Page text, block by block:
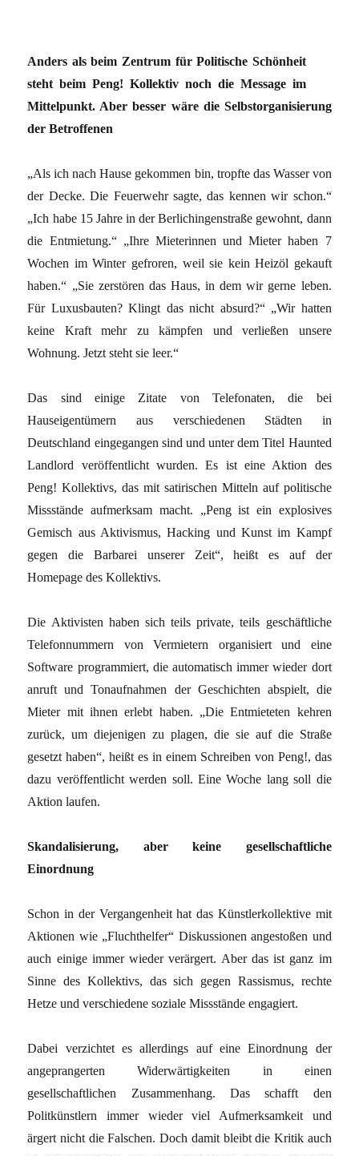
Anders als beim Zentrum für Politische Schönheit
steht beim Peng! Kollektiv noch die Message im
Mittelpunkt. Aber besser wäre die Selbstorganisierung
der Betroffenen
„Als ich nach Hause gekommen bin, tropfte das Wasser von
der Decke. Die Feuerwehr sagte, das kennen wir schon.“
„Ich habe 15 Jahre in der Berlichingenstraße gewohnt, dann
die Entmietung.“ „Ihre Mieterinnen und Mieter haben 7
Wochen im Winter gefroren, weil sie kein Heizöl gekauft
haben.“ „Sie zerstören das Haus, in dem wir gerne leben.
Für Luxusbauten? Klingt das nicht absurd?“ „Wir hatten
keine Kraft mehr zu kämpfen und verließen unsere
Wohnung. Jetzt steht sie leer.“
Das sind einige Zitate von Telefonaten, die bei
Hauseigentümern aus verschiedenen Städten in
Deutschland eingegangen sind und unter dem Titel Haunted
Landlord veröffentlicht wurden. Es ist eine Aktion des
Peng! Kollektivs, das mit satirischen Mitteln auf politische
Missstände aufmerksam macht. „Peng ist ein explosives
Gemisch aus Aktivismus, Hacking und Kunst im Kampf
gegen die Barbarei unserer Zeit“, heißt es auf der
Homepage des Kollektivs.
Die Aktivisten haben sich teils private, teils geschäftliche
Telefonnummern von Vermietern organisiert und eine
Software programmiert, die automatisch immer wieder dort
anruft und Tonaufnahmen der Geschichten abspielt, die
Mieter mit ihnen erlebt haben. „Die Entmieteten kehren
zurück, um diejenigen zu plagen, die sie auf die Straße
gesetzt haben“, heißt es in einem Schreiben von Peng!, das
dazu veröffentlicht werden soll. Eine Woche lang soll die
Aktion laufen.
Skandalisierung, aber keine gesellschaftliche
Einordnung
Schon in der Vergangenheit hat das Künstlerkollektive mit
Aktionen wie „Fluchthelfer“ Diskussionen angestoßen und
auch einige immer wieder verärgert. Aber das ist ganz im
Sinne des Kollektivs, das sich gegen Rassismus, rechte
Hetze und verschiedene soziale Missstände engagiert.
Dabei verzichtet es allerdings auf eine Einordnung der
angeprangerten Widerwärtigkeiten in einen
gesellschaftlichen Zusammenhang. Das schafft den
Politkünstlern immer wieder viel Aufmerksamkeit und
ärgert nicht die Falschen. Doch damit bleibt die Kritik auch